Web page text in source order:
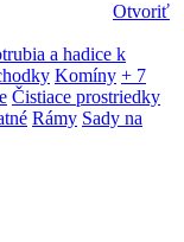
Otvoriť
a hadice k
Komíny + 7
Čistiace prostriedky
Rámy Sady na